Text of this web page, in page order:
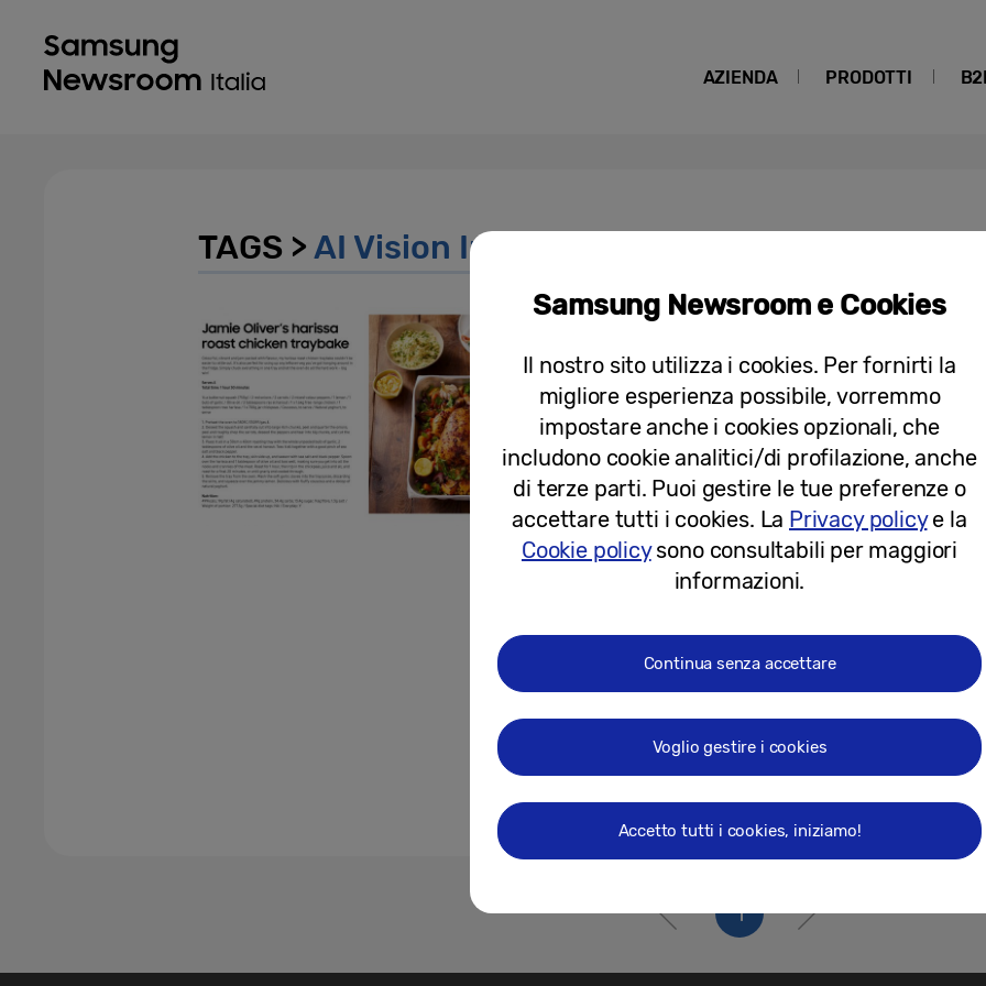
AZIENDA PRODOTTI
TAGS >AI Vision Inside
Samsung e Jamie Oliver insieme
pensate per gli elettrodomestici
09-06-2025
1
Samsung Newsroom e Cookies
Il nostro sito utilizza i cookies. Per fornirti la
migliore esperienza possibile, vorremmo
impostare anche i cookies opzionali, che
includono cookie analitici/di profilazione, anche
di terze parti. Puoi gestire le tue preferenze o
accettare tutti i cookies. La Privacy policye la
Cookie policysono consultabili per maggiori
informazioni.
Continua senza accettare
Voglio gestire i cookies
Accetto tutti i cookies, iniziamo!